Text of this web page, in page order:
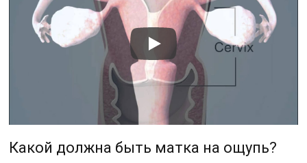
Какой должна быть матка на ощупь?